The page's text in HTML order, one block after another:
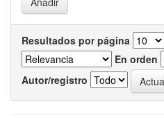
Resultados por página
En orden
Autor/registro